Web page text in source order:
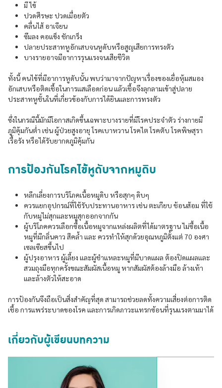
มี ไข้
ปวดศีรษะ ปวดเมื่อยตัว
คลื่นไส้ อาเจียน
ซึมลง คอแข็ง ชักเกร็ง
ปลายประสาทหูอักเสบจนหูดับหรือสูญเสียการทรงตัว
บางรายอาจมีอาการรุนแรงจนเสียชีวิต
ทั้งนี้ คนไข้ที่มีอาการหูดับนั้น พบว่ามาจากปัญหาเรื่องของเยื่อหุ้มสมอง
อักเสบหรือติดเชื้อในการแสเลือดก่อน แล้วเชื้อจึงลุกลามเข้าสู่ปลาย
ประสาทหูชั้นในที่เกี่ยวข้องกับการได้ยินและการทรงตัว
ซึ่งในกรณีนี้มักมีโอกาสเกิดขึ้นเฉพาะบางรายที่มีโรคประจำตัว ร่างกายมี
ภูมิคุ้มกันต่ำ เช่น ผู้ป่วยสูงอายุ โรคเบาหวาน โรคไต โรคตับ โรคพิษสุรา
เรื้อรัง หรือได้รับยากดภูมิคุ้มกัน
การป้องกันโรคไข้หูดับจากหมูดิบ
หลีกเลี่ยงการบริโภคเนื้อหมูดิบ หรือสุกๆ ดิบๆ
ควรแยกอุปกรณ์ที่ใช้รับประทานอาหาร เช่น ตะเกียบ ช้อนส้อม ที่ใช้
กับหมูไม่สุกและหมูสุกออกจากกัน
ผู้บริโภคควรเลือกซื้อเนื้อหมูจากแหล่งผลิตที่ได้มาตรฐาน ไม่ซื้อเนื้อ
หมูที่มีกลิ่นคาว สีคล้ำ และ ควรทำให้สุกด้วยอุณหภูมิตั้งแต่ 70 องศา
เซลเซียสขึ้นไป
ผู้ปรุงอาหาร ผู้เลี้ยง และผู้ชำแหละหมูที่มีบาดแผล ต้องปิดแผลและ
สวมถุงมือทุกครั้งขณะสัมผัสเนื้อหมู หากสัมผัสต้องล้างมือ ล้างเท้า
และล้างตัวให้สะอาด
การป้องกันจึงถือเป็นสิ่งสำคัญที่สุด สามารถช่วยลดทั้งความเสี่ยงต่อการติด
เชื้อ การแพร่ระบาดของโรค และการเกิดภาวะแทรกซ้อนที่รุนแรงตามมาได้
เกี่ยวกับผู้เขียนบทความ